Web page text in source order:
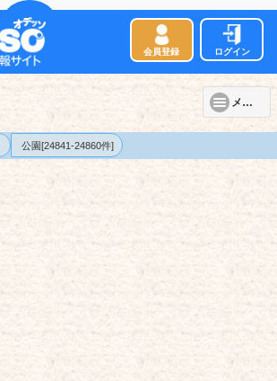
会員登録 ログイン
メニュー
公園[24841-24860件]